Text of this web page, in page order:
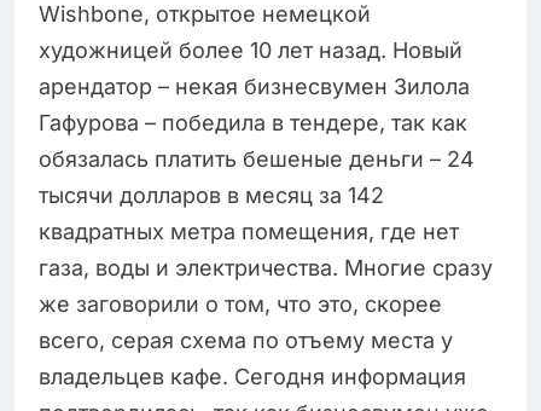
Wishbone, открытое немецкой
художницей более 10 лет назад. Новый
арендатор – некая бизнесвумен Зилола
Гафурова – победила в тендере, так как
обязалась платить бешеные деньги – 24
тысячи долларов в месяц за 142
квадратных метра помещения, где нет
газа, воды и электричества. Многие сразу
же заговорили о том, что это, скорее
всего, серая схема по отъему места у
владельцев кафе. Сегодня информация